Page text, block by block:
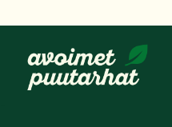
suoraan
sisältöön